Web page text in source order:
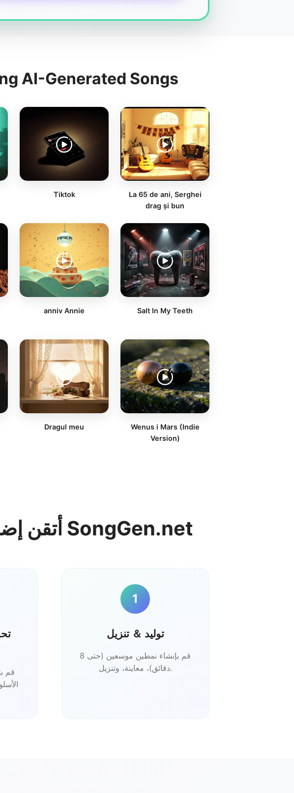
AI-Generated Songs
Tiktok
La 65 de ani, Serghei
drag și bun
anniv Annie Salt In My Teeth
Dragul meu
Wenus i Mars (Indie
Version)
أتقن إضافة أغنيتك في 3 خطوات سهلة مع SongGen.net
قم
1
توليد ＆ تنزيل
قم بإنشاء نمطين موسعين (حتى 8
دقائق)، معاينة، وتنزيل.